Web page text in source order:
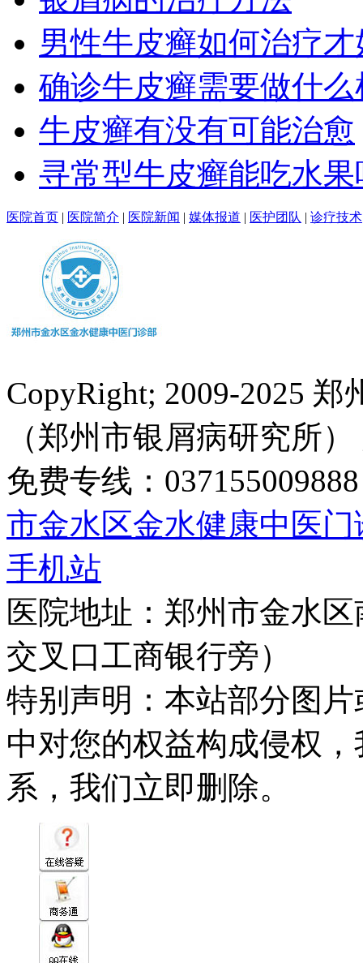
男性牛皮癣如何治疗才
确诊牛皮癣需要做什
牛皮癣有没有可能治愈
寻常型牛皮癣能吃水果
医院首页 | 医院简介 | 医院新闻 | 媒体报道 | 医护团队 | 诊疗技术
CopyRight; 2009-2025
（郑州市银屑病研究所
免费专线：
市金水区金水健康中医
手机站
医院地址：郑州市金水
交叉口工商银行旁）
特别声明：本站部分图
中对您的权益构成侵权
系，我们立即删除。